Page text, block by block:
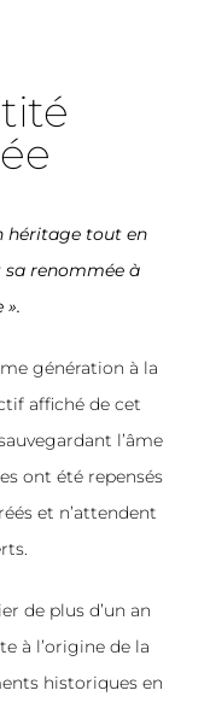
héritage tout en
sa renommée à
».
génération à la
affiché de cet
l’âme
ont été repensés
et n’attendent
de plus d’un an
à l’origine de la
historiques en